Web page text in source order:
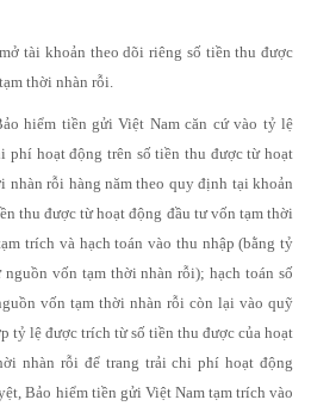
tài khoản theo dõi riêng số tiền thu được
thời nhàn rỗi.
hiểm tiền gửi Việt Nam căn cứ vào tỷ lệ
phí hoạt động trên số tiền thu được từ hoạt
nhàn rỗi hàng năm theo quy định tại khoản
thu được từ hoạt động đầu tư vốn tạm thời
trích và hạch toán vào thu nhập (bằng tỷ
vốn tạm thời nhàn rỗi); hạch toán số
vốn tạm thời nhàn rỗi còn lại vào quỹ
tỷ lệ được trích từ số tiền thu được của hoạt
nhàn rỗi để trang trải chi phí hoạt động
Bảo hiểm tiền gửi Việt Nam tạm trích vào